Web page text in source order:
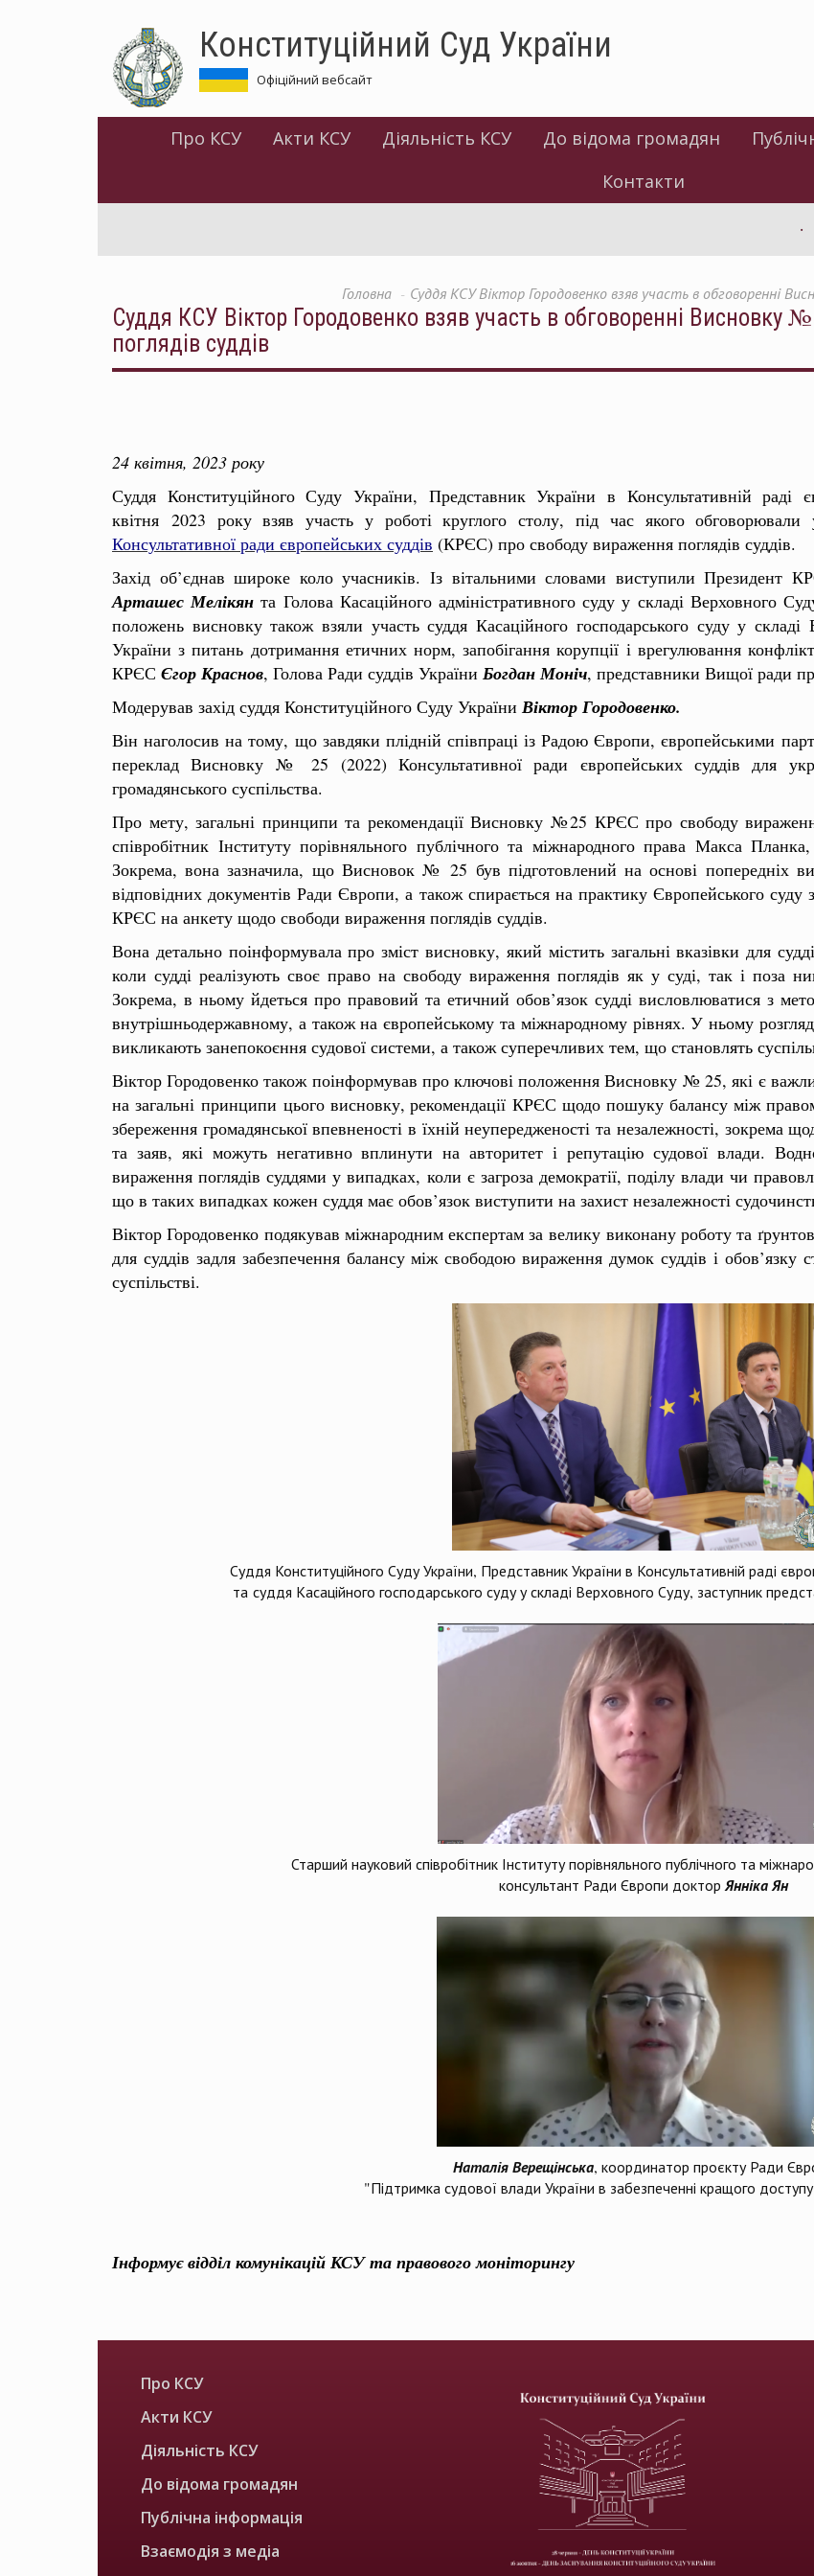
Конституційний Суд України
Офіційний вебсайт
Про КСУ Акти КСУ Діяльність КСУ До відома громадян
Контакти
Головна Суддя КСУ Віктор Городовенко взяв участь в обговоренні
Суддя КСУ Віктор Городовенко взяв участь в обговоренні
поглядів суддів
24 квітня, 2023 року
Суддя Конституційного Суду України, Представник України в Консультативній раді
квітня 2023 року взяв участь у роботі круглого столу, під час якого обговорювали
Консультативної ради європейських суддів (КРЄС) про свободу вираження поглядів суддів.
Захід об’єднав широке коло учасників. Із вітальними словами виступили Президент
Арташес Мелікянта Голова Касаційного адміністративного суду у складі Верховного
положень висновку також взяли участь суддя Касаційного господарського суду у
України з питань дотримання етичних норм, запобігання корупції і врегулювання
КРЄС Єгор Краснов, Голова Ради суддів України Богдан Моніч, представники Вищої ради
Модерував захід суддя Конституційного Суду України Віктор Городовенко.
Він наголосив на тому, що завдяки плідній співпраці із Радою Європи, європейськими
переклад Висновку № 25 (2022) Консультативної ради європейських суддів для
громадянського суспільства.
Про мету, загальні принципи та рекомендації Висновку №25 КРЄС про свободу
співробітник Інституту порівняльного публічного та міжнародного права Макса
Зокрема, вона зазначила, що Висновок № 25 був підготовлений на основі попередніх
відповідних документів Ради Європи, а також спирається на практику Європейського суду
КРЄС на анкету щодо свободи вираження поглядів суддів.
Вона детально поінформувала про зміст висновку, який містить загальні вказівки для
коли судді реалізують своє право на свободу вираження поглядів як у суді, так і поза
Зокрема, в ньому йдеться про правовий та етичний обов’язок судді висловлюватися з
внутрішньодержавному, а також на європейському та міжнародному рівнях. У ньому
викликають занепокоєння судової системи, а також суперечливих тем, що становлять
Віктор Городовенко також поінформував про ключові положення Висновку № 25, які є
на загальні принципи цього висновку, рекомендації КРЄС щодо пошуку балансу між
збереження громадянської впевненості в їхній неупередженості та незалежності, зокрема
та заяв, які можуть негативно вплинути на авторитет і репутацію судової влади.
вираження поглядів суддями у випадках, коли є загроза демократії, поділу влади чи
що в таких випадках кожен суддя має обов’язок виступити на захист незалежності
Віктор Городовенко подякував міжнародним експертам за велику виконану роботу та
для суддів задля забезпечення балансу між свободою вираження думок суддів і
суспільстві.
Суддя Конституційного Суду України, Представник України в Консультативній раді
та суддя Касаційного господарського суду у складі Верховного Суду, заступник
Старший науковий співробітник Інституту порівняльного публічного та
консультант Ради Європи доктор Янніка Ян
Наталія Верещінська, координатор проєкту Ради
"Підтримка судової влади України в забезпеченні кращого
Інформує відділ комунікацій КСУ та правового моніторингу
Про КСУ
Акти КСУ
Діяльність КСУ
До відома громадян
Публічна інформація
Взаємодія з медіа